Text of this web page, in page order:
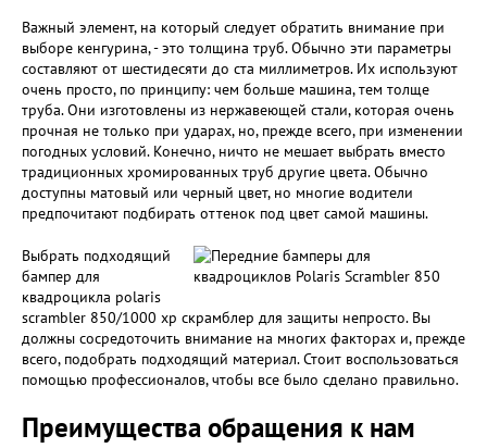
Важный элемент, на который следует обратить внимание при
выборе кенгурина, - это толщина труб. Обычно эти параметры
составляют от шестидесяти до ста миллиметров. Их используют
очень просто, по принципу: чем больше машина, тем толще
труба. Они изготовлены из нержавеющей стали, которая очень
прочная не только при ударах, но, прежде всего, при изменении
погодных условий. Конечно, ничто не мешает выбрать вместо
традиционных хромированных труб другие цвета. Обычно
доступны матовый или черный цвет, но многие водители
предпочитают подбирать оттенок под цвет самой машины.
Выбрать подходящий
бампер для
квадроцикла polaris
scrambler 850/1000 xp скрамблер для защиты непросто. Вы
должны сосредоточить внимание на многих факторах и, прежде
всего, подобрать подходящий материал. Стоит воспользоваться
помощью профессионалов, чтобы все было сделано правильно.
Преимущества обращения к нам